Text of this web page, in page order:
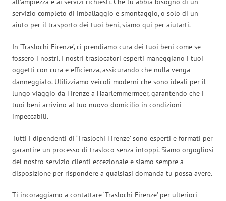
servizio completo di imballaggio e smontaggio, o solo di un
aiuto per il trasporto dei tuoi beni, siamo qui per aiutarti.
In ‘Traslochi Firenze’, ci prendiamo cura dei tuoi beni come se
fossero i nostri. I nostri traslocatori esperti maneggiano i tuoi
oggetti con cura e efficienza, assicurando che nulla venga
danneggiato. Utilizziamo veicoli moderni che sono ideali per il
lungo viaggio da Firenze a Haarlemmermeer, garantendo che i
tuoi beni arrivino al tuo nuovo domicilio in condizioni
impeccabili.
Tutti i dipendenti di ‘Traslochi Firenze’ sono esperti e formati per
garantire un processo di trasloco senza intoppi. Siamo orgogliosi
del nostro servizio clienti eccezionale e siamo sempre a
disposizione per rispondere a qualsiasi domanda tu possa avere.
Ti incoraggiamo a contattare ‘Traslochi Firenze’ per ulteriori